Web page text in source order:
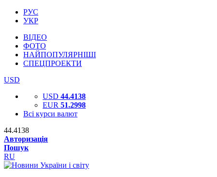
РУС
УКР
ВІДЕО
ФОТО
НАЙПОПУЛЯРНІШІ
СПЕЦПРОЕКТИ
USD
USD 44.4138
EUR 51.2998
Всі курси валют
44.4138
Авторизація
Пошук
RU